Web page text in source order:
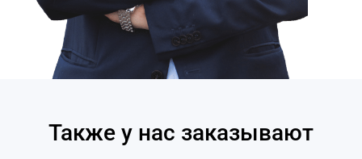
Также у нас заказывают